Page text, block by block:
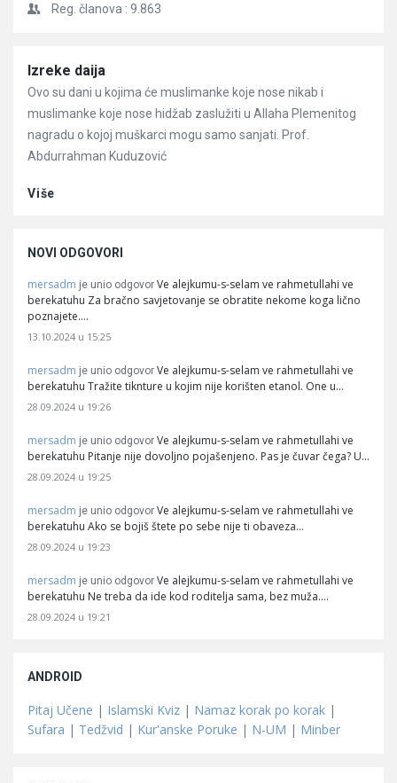
Reg. članova : 9.863
Članci
Izreke daija
Ovo su dani u kojima će muslimanke koje nose nikab i
muslimanke koje nose hidžab zaslužiti u Allaha Plemenitog
nagradu o kojoj muškarci mogu samo sanjati. Prof.
Abdurrahman Kuduzović
Više
NOVI ODGOVORI
mersadm je unio odgovor Ve alejkumu-s-selam ve rahmetullahi ve
berekatuhu Za bračno savjetovanje se obratite nekome koga lično
poznajete.…
13.10.2024 u 15:25
mersadm je unio odgovor Ve alejkumu-s-selam ve rahmetullahi ve
berekatuhu Tražite tiknture u kojim nije korišten etanol. One u…
28.09.2024 u 19:26
mersadm je unio odgovor Ve alejkumu-s-selam ve rahmetullahi ve
berekatuhu Pitanje nije dovoljno pojašenjeno. Pas je čuvar čega? U…
28.09.2024 u 19:25
mersadm je unio odgovor Ve alejkumu-s-selam ve rahmetullahi ve
berekatuhu Ako se bojiš štete po sebe nije ti obaveza…
28.09.2024 u 19:23
mersadm je unio odgovor Ve alejkumu-s-selam ve rahmetullahi ve
berekatuhu Ne treba da ide kod roditelja sama, bez muža.…
28.09.2024 u 19:21
ANDROID
Pitaj Učene | Islamski Kviz | Namaz korak po korak |
Sufara | Tedžvid | Kur'anske Poruke | N-UM | Minber